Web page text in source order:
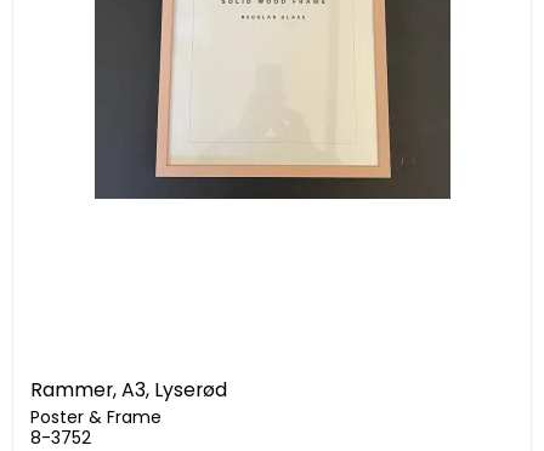
Rammer, A3, Lyserød
Poster & Frame
8-3752